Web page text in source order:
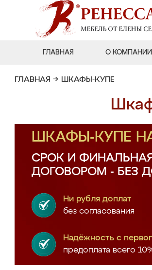
ГЛАВНАЯ О КОМПАНИИ
ГЛАВНАЯ → ШКАФЫ-КУПЕ
ШКАФЫ-КУПЕ
СРОК И
ДОГОВОРОМ - БЕЗ
Ни рубля доплат
без согласования
Надёжность с
предоплата всего